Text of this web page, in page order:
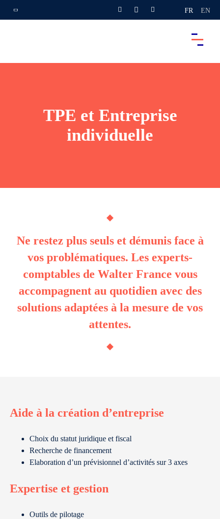
FR EN
TPE et Entreprise
individuelle
Ne restez plus seuls et démunis face à
vos problématiques. Les experts-
comptables de Walter France vous
accompagnent au quotidien avec des
solutions adaptées à la mesure de vos
attentes.
Aide à la création d’entreprise
Choix du statut juridique et fiscal
Recherche de financement
Elaboration d’un prévisionnel d’activités sur 3 axes
Expertise et gestion
Outils de pilotage